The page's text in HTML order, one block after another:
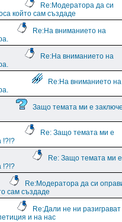
Re:Модератора да си
който сам създаде
Re:На вниманието на
Re:На вниманието на
Re:На вниманието на
Защо темата ми е
Re: Защо темата ми е
!?!?
Re: Защо темата ми е
!?!?
Re:Модератора да си
сам създаде
Re:Дали не ни разиграват
и на нас